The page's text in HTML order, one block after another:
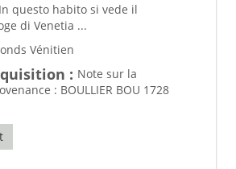
In questo habito si vede il
di Venetia ...
Vénitien
: Note sur la
: BOULLIER BOU 1728